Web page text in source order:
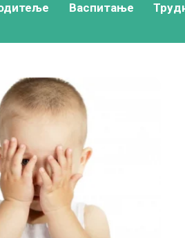
Васпитање